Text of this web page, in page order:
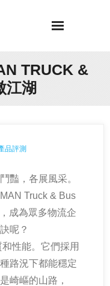
TRUCK &
江湖
品評測
豔，各展風采。
Truck & Bus
成為眾多物流企
呢？
性能。它們採用
路況下都能穩定
崎嶇的山路，